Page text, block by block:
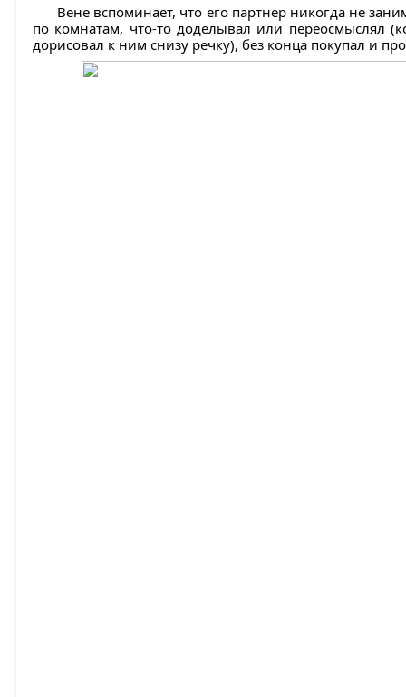
Вене вспоминает, что его партнер никогда не
по комнатам, что-то доделывал или переосмыслял
дорисовал к ним снизу речку), без конца покупал и